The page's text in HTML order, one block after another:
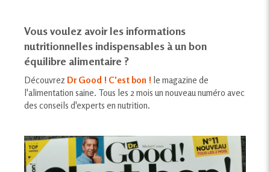
Vous voulez avoir les informations
nutritionnelles indispensables à un bon
équilibre alimentaire ?
Découvrez Dr Good ! C'est bon ! le magazine de
l'alimentation saine. Tous les 2 mois un nouveau numéro avec
des conseils d'experts en nutrition.